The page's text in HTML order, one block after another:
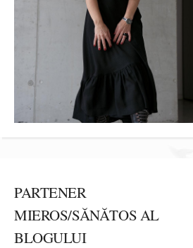
PARTENER
MIEROS/SĂNĂTOS AL
BLOGULUI